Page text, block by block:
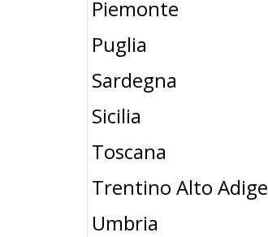
Piemonte
Puglia
Sardegna
Sicilia
Toscana
Trentino Alto Adige
Umbria